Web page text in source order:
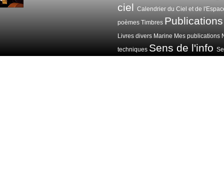
ciel Calendrier du Ciel et de
poèmes Timbres Publications
Livres divers Marine Mes publications
techniques Sens de l'info